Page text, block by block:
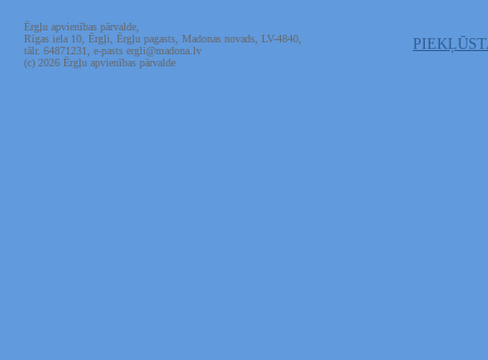
Ērgļu apvienības pārvalde,
Rīgas iela 10, Ērgļi, Ērgļu pagasts, Madonas novads, LV-4840,
tālr. 64871231, e-pasts ergli@madona.lv
(c) 2026 Ērgļu apvienības pārvalde